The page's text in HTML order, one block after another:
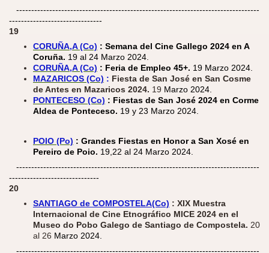
---------------------------------------------------------------------------------
-------------------------------
19
CORUÑA,A (Co) : Semana del Cine Gallego 2024 en A
Coruña. 19 al 24 Marzo 2024.
CORUÑA,A (Co) : Feria de Empleo 45+. 19 Marzo 2024.
MAZARICOS (Co) : Fiesta de San José en San Cosme
de Antes en Mazaricos 2024. 19 Marzo 2024.
PONTECESO (Co) : Fiestas de San José 2024 en Corme
Aldea de Ponteceso. 19 y 23 Marzo 2024.
POIO (Po) : Grandes Fiestas en Honor a San Xosé en
Pereiro de Poio. 19,22 al 24 Marzo 2024.
---------------------------------------------------------------------------------
------------------------------
20
SANTIAGO de COMPOSTELA(Co) : XIX Muestra
Internacional de Cine Etnográfico MICE 2024 en el
Museo do Pobo Galego de Santiago de Compostela. 20
al 26 Marzo 2024.
---------------------------------------------------------------------------------